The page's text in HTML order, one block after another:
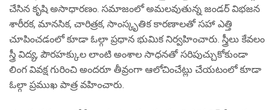
చేసిన కృషి అసాధారణం. సమాజంలో అమలవుతున్న జండర్ విభజన
శారీరక, మానసిక, చారిత్రక, సాంస్కృతిక కారణాలతో సహా ఎత్తి
చూపించడంలో కూడా ఓల్గా ప్రధాన భుమిక నిర్వహించారు. స్త్రీలు కేవలం
స్త్రీ విద్య, పౌరహక్కుల లాంటి అంశాల సాధనతో సరిపుచ్చుకోకుండా
లింగ వివక్ష గురించి అందరూ తీవ్రంగా ఆలోచించేట్లు చేయటంలో కూడా
ఓల్గా ప్రముఖ పాత్ర వహించారు.